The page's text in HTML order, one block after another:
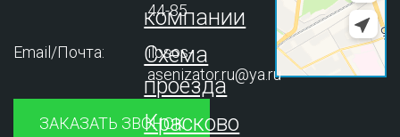
44-85
Email/Почта:
ilosos-
asenizator.ru@ya.ru
ЗАКАЗАТЬ ЗВОНОК
компании
Схема
проезда
Красково